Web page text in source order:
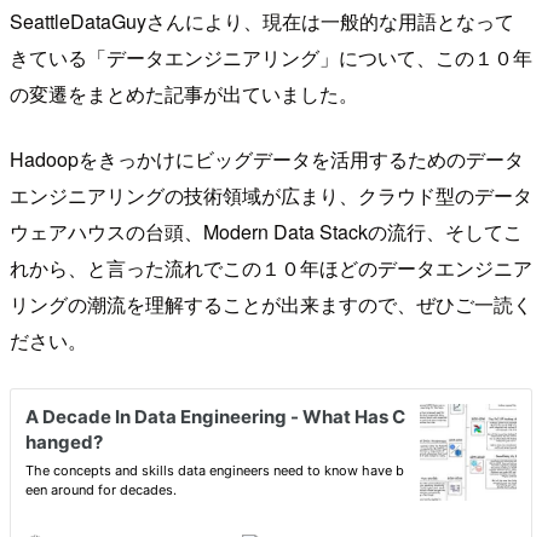
SeattleDataGuyさんにより、現在は一般的な用語となって
きている「データエンジニアリング」について、この１０年
の変遷をまとめた記事が出ていました。
Hadoopをきっかけにビッグデータを活用するためのデータ
エンジニアリングの技術領域が広まり、クラウド型のデータ
ウェアハウスの台頭、Modern Data Stackの流行、そしてこ
れから、と言った流れでこの１０年ほどのデータエンジニア
リングの潮流を理解することが出来ますので、ぜひご一読く
ださい。